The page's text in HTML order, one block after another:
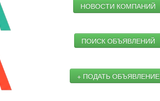
НОВОСТИ КОМПАНИЙ
ПОИСК ОБЪЯВЛЕНИЙ
+ ПОДАТЬ ОБЪЯВЛЕНИЕ